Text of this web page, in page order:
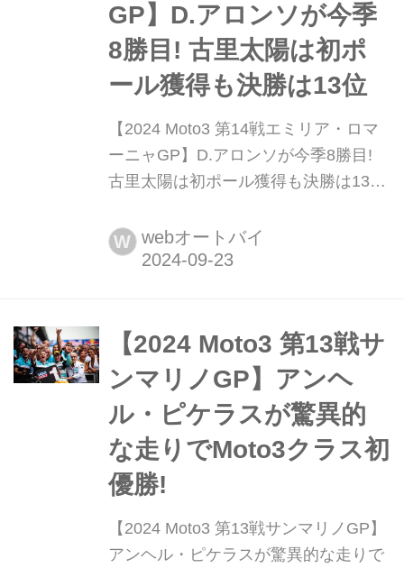
GP】D.アロンソが今季
8勝目! 古里太陽は初ポ
ール獲得も決勝は13位
​​【2024 Moto3 第14戦エミリア・ロマ
ーニャGP】D.アロンソが今季8勝目!
古里太陽は初ポール獲得も決勝は13位
タリアのエミリア・ロマーニャ州にあ
るミサノ・ワールド・サーキット・マ
た。同サーキットで行われた前戦サン
マリノGPではランキングトップのダ
ビド・アロンソ(CFMOT...
W webオートバイ
​​【2024 Moto3 第13戦サ
ンマリノGP】アンヘ
ル・ピケラスが驚異的
な走りでMoto3クラス初
優勝!
​​【2024 Moto3 第13戦サンマリノGP】
アンヘル・ピケラスが驚異的な走りで